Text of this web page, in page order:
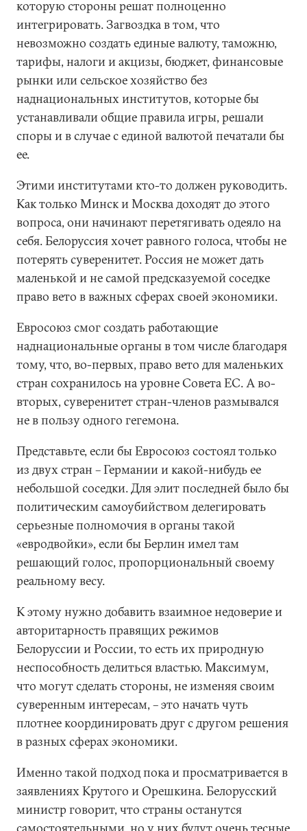
которую стороны решат полноценно
интегрировать. Загвоздка в том, что
невозможно создать единые валюту, таможню,
тарифы, налоги и акцизы, бюджет, финансовые
рынки или сельское хозяйство без
наднациональных институтов, которые бы
устанавливали общие правила игры, решали
споры и в случае с единой валютой печатали бы
ее.
Этими институтами кто-то должен руководить.
Как только Минск и Москва доходят до этого
вопроса, они начинают перетягивать одеяло на
себя. Белоруссия хочет равного голоса, чтобы не
потерять суверенитет. Россия не может дать
маленькой и не самой предсказуемой соседке
право вето в важных сферах своей экономики.
Евросоюз смог создать работающие
наднациональные органы в том числе благодаря
тому, что, во-первых, право вето для маленьких
стран сохранилось на уровне Совета ЕС. А во-
вторых, суверенитет стран-членов размывался
не в пользу одного гегемона.
Представьте, если бы Евросоюз состоял только
из двух стран – Германии и какой-нибудь ее
небольшой соседки. Для элит последней было бы
политическим самоубийством делегировать
серьезные полномочия в органы такой
«евродвойки», если бы Берлин имел там
решающий голос, пропорциональный своему
реальному весу.
К этому нужно добавить взаимное недоверие и
авторитарность правящих режимов
Белоруссии и России, то есть их природную
неспособность делиться властью. Максимум,
что могут сделать стороны, не изменяя своим
суверенным интересам, – это начать чуть
плотнее координировать друг с другом решения
в разных сферах экономики.
Именно такой подход пока и просматривается в
заявлениях Крутого и Орешкина. Белорусский
министр говорит, что страны останутся